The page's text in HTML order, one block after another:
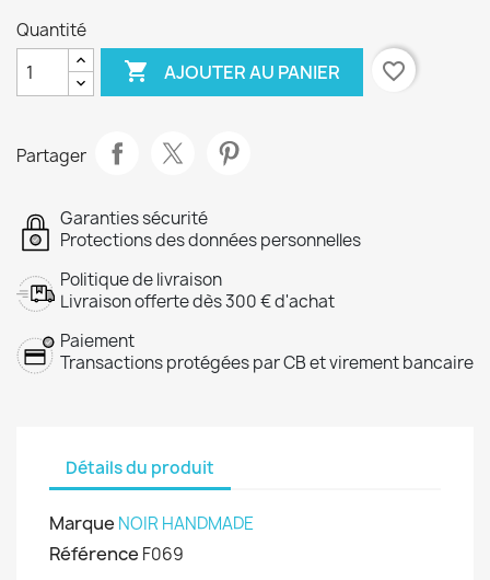
Quantité
 AJOUTER AU PANIER favorite_border
Partager
Garanties sécurité
Protections des données personnelles
Politique de livraison
Livraison offerte dès 300 € d'achat
Paiement
Transactions protégées par CB et virement bancaire
Détails du produit
Marque NOIR HANDMADE
Référence F069